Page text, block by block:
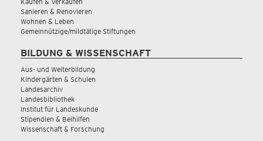
Sanieren & Renovieren
Wohnen & Leben
Gemeinnützige/mildtätige Stiftungen
BILDUNG & WISSENSCHAFT
Aus- und Weiterbildung
Kindergärten & Schulen
Landesarchiv
Landesbibliothek
Institut für Landeskunde
Stipendien & Beihilfen
Wissenschaft & Forschung